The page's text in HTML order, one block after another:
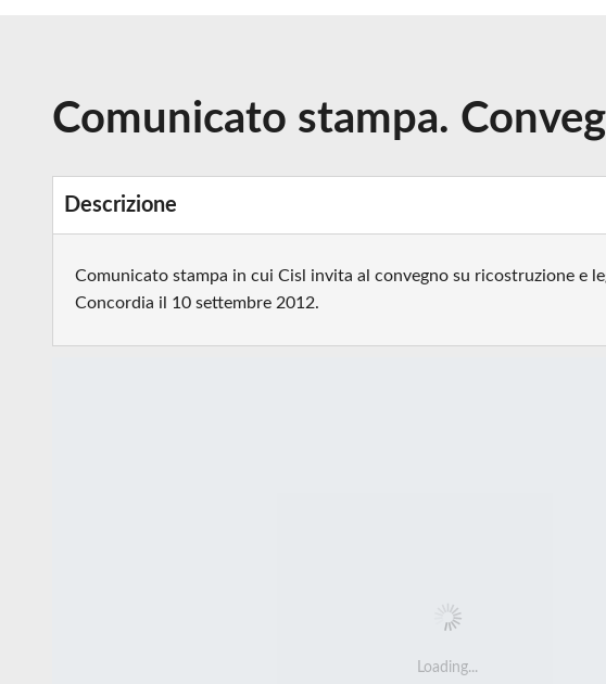
Comunicato stampa.
Descrizione
Comunicato stampa in cui Cisl invita al convegno su ricostruzione e
Concordia il 10 settembre 2012.
Loading...